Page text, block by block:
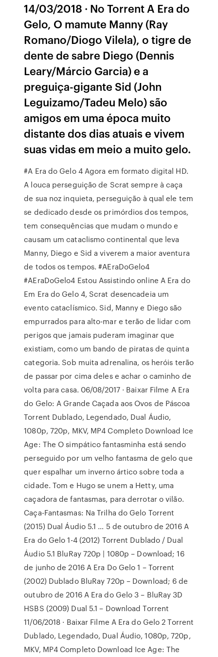
14/03/2018 · No Torrent A Era do
Gelo, O mamute Manny (Ray
Romano/Diogo Vilela), o tigre de
dente de sabre Diego (Dennis
Leary/Márcio Garcia) e a
preguiça-gigante Sid (John
Leguizamo/Tadeu Melo) são
amigos em uma época muito
distante dos dias atuais e vivem
suas vidas em meio a muito gelo.
#A Era do Gelo 4 Agora em formato digital HD.
A louca perseguição de Scrat sempre à caça
de sua noz inquieta, perseguição à qual ele tem
se dedicado desde os primórdios dos tempos,
tem consequências que mudam o mundo e
causam um cataclismo continental que leva
Manny, Diego e Sid a viverem a maior aventura
de todos os tempos. #AEraDoGelo4
#AEraDoGelo4 Estou Assistindo online A Era do
Em Era do Gelo 4, Scrat desencadeia um
evento cataclísmico. Sid, Manny e Diego são
empurrados para alto-mar e terão de lidar com
perigos que jamais puderam imaginar que
existiam, como um bando de piratas de quinta
categoria. Sob muita adrenalina, os heróis terão
de passar por cima deles e achar o caminho de
volta para casa. 06/08/2017 · Baixar Filme A Era
do Gelo: A Grande Caçada aos Ovos de Páscoa
Torrent Dublado, Legendado, Dual Áudio,
1080p, 720p, MKV, MP4 Completo Download Ice
Age: The O simpático fantasminha está sendo
perseguido por um velho fantasma de gelo que
quer espalhar um inverno ártico sobre toda a
cidade. Tom e Hugo se unem a Hetty, uma
caçadora de fantasmas, para derrotar o vilão.
Caça-Fantasmas: Na Trilha do Gelo Torrent
(2015) Dual Áudio 5.1 … 5 de outubro de 2016 A
Era do Gelo 1-4 (2012) Torrent Dublado / Dual
Áudio 5.1 BluRay 720p | 1080p – Download; 16
de junho de 2016 A Era Do Gelo 1 – Torrent
(2002) Dublado BluRay 720p – Download; 6 de
outubro de 2016 A Era do Gelo 3 – BluRay 3D
HSBS (2009) Dual 5.1 – Download Torrent
11/06/2018 · Baixar Filme A Era do Gelo 2 Torrent
Dublado, Legendado, Dual Áudio, 1080p, 720p,
MKV, MP4 Completo Download Ice Age: The